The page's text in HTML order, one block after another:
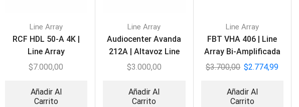
Line Array
RCF HDL 50-A 4K |
Line Array
$7.000,00
Añadir Al
Carrito
Line Array
Audiocenter Avanda
212A | Altavoz Line
Array
$3.000,00
Añadir Al
Carrito
Line Array
FBT VHA 406 | Line
Array Bi-Amplificada
de 2 vias
$3.700,00 $2.774,99
Añadir Al
Carrito